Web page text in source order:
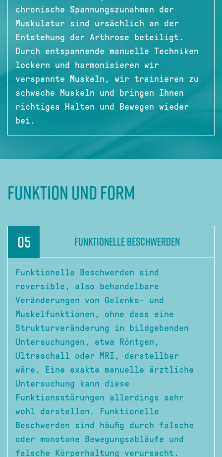
chronische Spannungszunahmen der
Muskulatur sind ursächlich an der
Entstehung der Arthrose beteiligt.
Durch entspannende manuelle Techniken
lockern und harmonisieren wir
verspannte Muskeln, wir trainieren zu
schwache Muskeln und bringen Ihnen
richtiges Halten und Bewegen wieder
bei.
Funktion und Form
05 FUNKTIONELLE BESCHWERDEN
Funktionelle Beschwerden sind
reversible, also behandelbare
Veränderungen von Gelenks- und
Muskelfunktionen, ohne dass eine
Strukturveränderung in bildgebenden
Untersuchungen, etwa Röntgen,
Ultraschall oder MRI, darstellbar
wäre. Eine exakte manuelle ärztliche
Untersuchung kann diese
Funktionsstörungen allerdings sehr
wohl darstellen. Funktionelle
Beschwerden sind häufig durch falsche
oder monotone Bewegungsabläufe und
falsche Körperhaltung verursacht.